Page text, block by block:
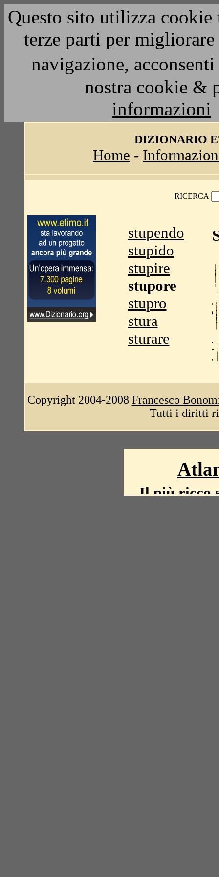
Questo sito utilizza
terze parti per
navigazione,
nostra cookie &
informazioni
DIZIONARIO
Home -
RICERCA
stupendo
stupido
stupire
stupore
stupro
stura
sturare
Copyright 2004-2008 Francesco
Tutti i diritti
Il più ricco